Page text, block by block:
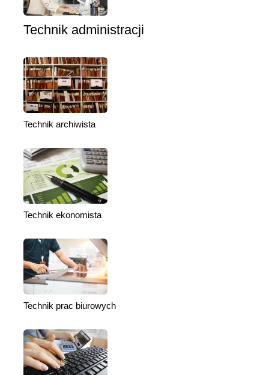
Technik administracji
Technik archiwista
Technik ekonomista
Technik prac biurowych